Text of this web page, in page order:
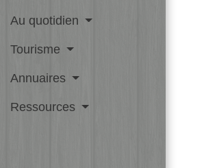
Au quotidien
Tourisme
Annuaires
Ressources